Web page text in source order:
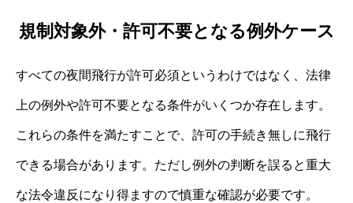
規制対象外・許可不要となる例外ケース
すべての夜間飛行が許可必須というわけではなく、法律
上の例外や許可不要となる条件がいくつか存在します。
これらの条件を満たすことで、許可の手続き無しに飛行
できる場合があります。ただし例外の判断を誤ると重大
な法令違反になり得ますので慎重な確認が必要です。